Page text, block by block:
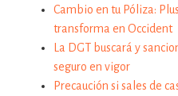
Cambio en tu Póliza:
transforma en Occident
La DGT buscará y
seguro en vigor
Precaución si sales de